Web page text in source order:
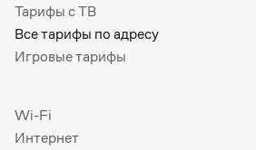
Тарифы с ТВ
Все тарифы по адресу
Игровые тарифы
Wi-Fi
Интернет